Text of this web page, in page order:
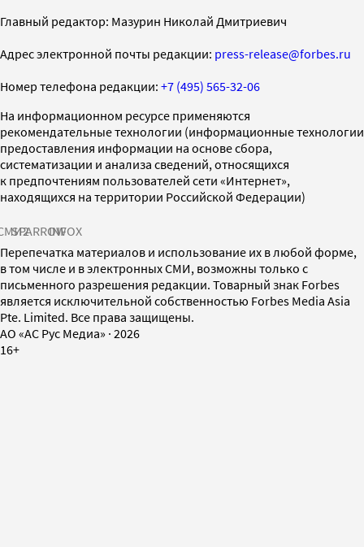
Главный редактор: Мазурин Николай Дмитриевич
Адрес электронной почты редакции: press-release@forbes.ru
Номер телефона редакции: +7 (495) 565-32-06
На информационном ресурсе применяются
рекомендательные технологии (информационные технологии
предоставления информации на основе сбора,
систематизации и анализа сведений, относящихся
к предпочтениям пользователей сети «Интернет»,
находящихся на территории Российской Федерации)
SPARROWINFOX
Перепечатка материалов и использование их в любой форме,
в том числе и в электронных СМИ, возможны только с
письменного разрешения редакции. Товарный знак Forbes
является исключительной собственностью Forbes Media Asia
Pte. Limited. Все права защищены.
AO «АС Рус Медиа» · 2026
16+